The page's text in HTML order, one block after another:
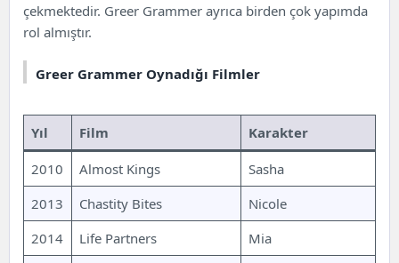
çekmektedir. Greer Grammer ayrıca birden çok yapımda
rol almıştır.
Greer Grammer Oynadığı Filmler
Yıl Film Karakter
2010 Almost Kings
Sasha
2013
Chastity Bites
Nicole
2014
Life Partners
Mia